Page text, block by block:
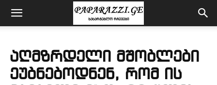
აღმზრდელი მშობლები
ეუბნებოდნენ, რომ ის